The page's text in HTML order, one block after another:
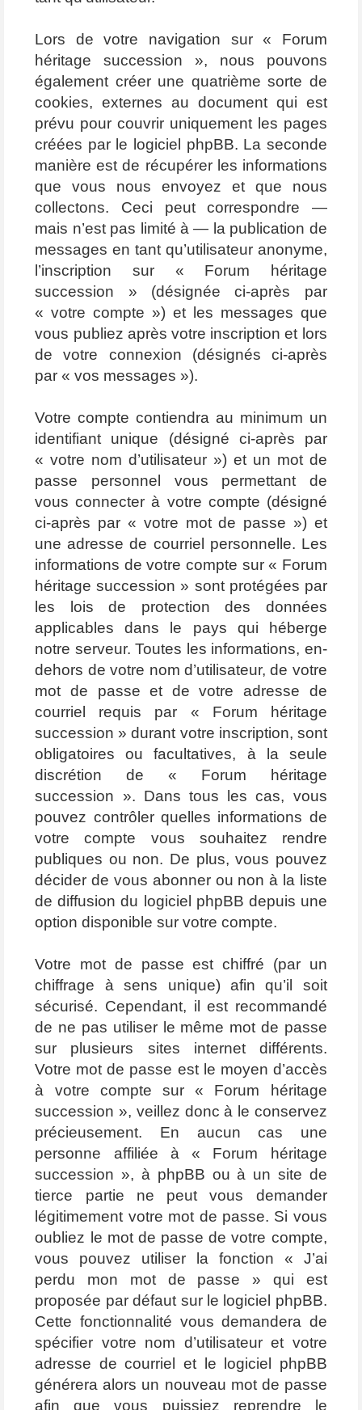
Lors de votre navigation sur « Forum
héritage succession », nous pouvons
également créer une quatrième sorte de
cookies, externes au document qui est
prévu pour couvrir uniquement les pages
créées par le logiciel phpBB. La seconde
manière est de récupérer les informations
que vous nous envoyez et que nous
collectons. Ceci peut correspondre —
mais n’est pas limité à — la publication de
messages en tant qu’utilisateur anonyme,
l’inscription sur « Forum héritage
succession » (désignée ci-après par
« votre compte ») et les messages que
vous publiez après votre inscription et lors
de votre connexion (désignés ci-après
par « vos messages »).
Votre compte contiendra au minimum un
identifiant unique (désigné ci-après par
« votre nom d’utilisateur ») et un mot de
passe personnel vous permettant de
vous connecter à votre compte (désigné
ci-après par « votre mot de passe ») et
une adresse de courriel personnelle. Les
informations de votre compte sur « Forum
héritage succession » sont protégées par
les lois de protection des données
applicables dans le pays qui héberge
notre serveur. Toutes les informations, en-
dehors de votre nom d’utilisateur, de votre
mot de passe et de votre adresse de
courriel requis par « Forum héritage
succession » durant votre inscription, sont
obligatoires ou facultatives, à la seule
discrétion de « Forum héritage
succession ». Dans tous les cas, vous
pouvez contrôler quelles informations de
votre compte vous souhaitez rendre
publiques ou non. De plus, vous pouvez
décider de vous abonner ou non à la liste
de diffusion du logiciel phpBB depuis une
option disponible sur votre compte.
Votre mot de passe est chiffré (par un
chiffrage à sens unique) afin qu’il soit
sécurisé. Cependant, il est recommandé
de ne pas utiliser le même mot de passe
sur plusieurs sites internet différents.
Votre mot de passe est le moyen d’accès
à votre compte sur « Forum héritage
succession », veillez donc à le conservez
précieusement. En aucun cas une
personne affiliée à « Forum héritage
succession », à phpBB ou à un site de
tierce partie ne peut vous demander
légitimement votre mot de passe. Si vous
oubliez le mot de passe de votre compte,
vous pouvez utiliser la fonction « J’ai
perdu mon mot de passe » qui est
proposée par défaut sur le logiciel phpBB.
Cette fonctionnalité vous demandera de
spécifier votre nom d’utilisateur et votre
adresse de courriel et le logiciel phpBB
générera alors un nouveau mot de passe
afin que vous puissiez reprendre le